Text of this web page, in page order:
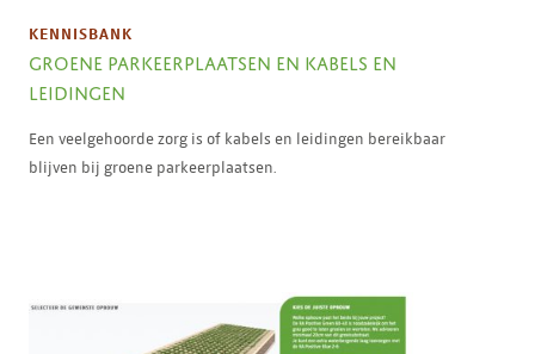
KENNISBANK
GROENE PARKEERPLAATSEN EN KABELS EN
LEIDINGEN
Een veelgehoorde zorg is of kabels en leidingen bereikbaar
blijven bij groene parkeerplaatsen.